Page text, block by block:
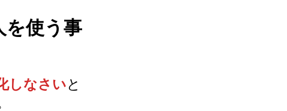
を使う事
しなさいと